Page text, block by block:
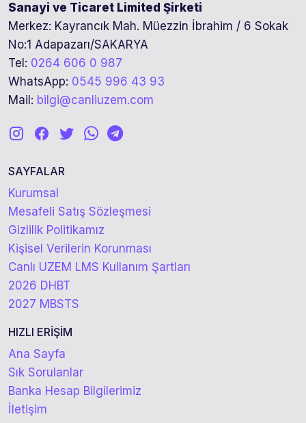
Sanayi ve Ticaret Limited Şirketi
Merkez: Kayrancık Mah. Müezzin İbrahim / 6 Sokak
No:1 Adapazarı/SAKARYA
Tel: 0264 606 0 987
WhatsApp: 0545 996 43 93
Mail: bilgi@canliuzem.com
SAYFALAR
Kurumsal
Mesafeli Satış Sözleşmesi
Gizlilik Politikamız
Kişisel Verilerin Korunması
Canlı UZEM LMS Kullanım Şartları
2026 DHBT
2027 MBSTS
HIZLI ERİŞİM
Ana Sayfa
Sık Sorulanlar
Banka Hesap Bilgilerimiz
İletişim